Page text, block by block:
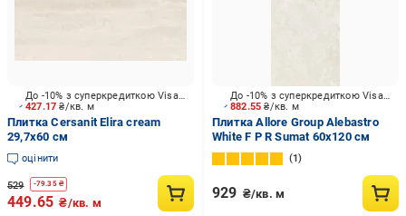
427.17₴/кв. м
До -10% з суперкредиткою Visa Вигода
Плитка Cersanit Elira cream
29,7x60 см
оцінити
529 -79.35₴
449.65 ₴/кв. м
882.55₴/кв. м
До -10% з суперкредиткою Visa Вигода
Плитка Allore Group Alebastro
White F P R Sumat 60х120 см
1
929 ₴/кв. м